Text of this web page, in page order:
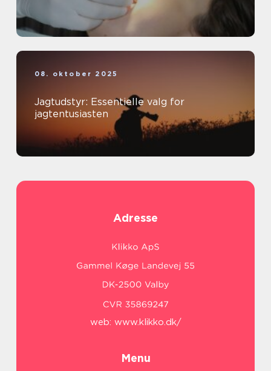
08. oktober 2025
Jagtudstyr: Essentielle valg for
jagtentusiasten
Adresse
web: www.klikko.dk/
Menu